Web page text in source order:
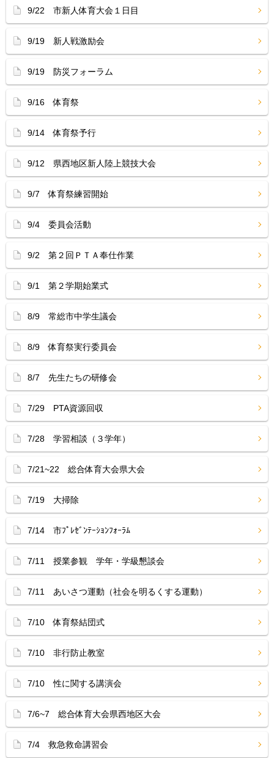
9/22 市新人体育大会１日目
9/19 新人戦激励会
9/19 防災フォーラム
9/16 体育祭
9/14 体育祭予行
9/12 県西地区新人陸上競技大会
9/7 体育祭練習開始
9/4 委員会活動
9/2 第２回ＰＴＡ奉仕作業
9/1 第２学期始業式
8/9 常総市中学生議会
8/9 体育祭実行委員会
8/7 先生たちの研修会
7/29 PTA資源回収
7/28 学習相談（３学年）
7/21~22 総合体育大会県大会
7/19 大掃除
7/14 市ﾌﾟﾚｾﾞﾝﾃｰｼｮﾝﾌｫｰﾗﾑ
7/11 授業参観 学年・学級懇談会
7/11 あいさつ運動（社会を明るくする運動）
7/10 体育祭結団式
7/10 非行防止教室
7/10 性に関する講演会
7/6~7 総合体育大会県西地区大会
7/4 救急救命講習会